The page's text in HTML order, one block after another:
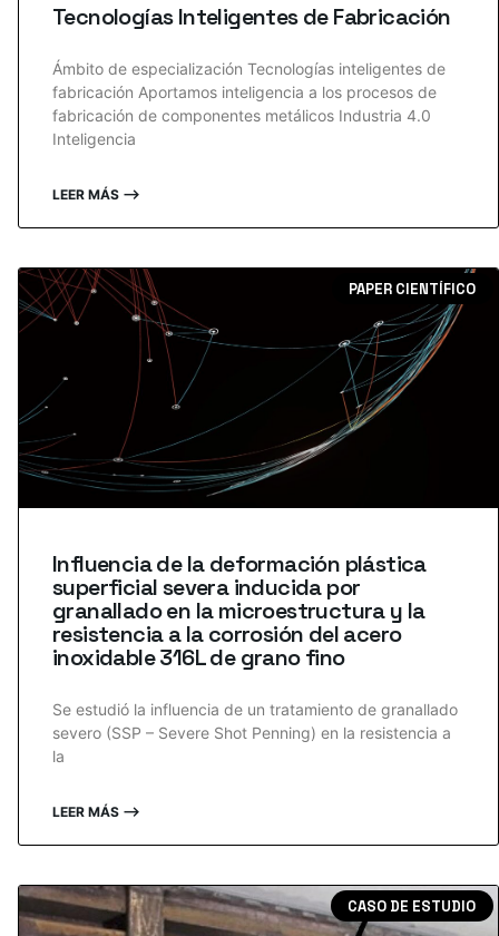
Tecnologías Inteligentes de Fabricación
Ámbito de especialización Tecnologías inteligentes de
fabricación Aportamos inteligencia a los procesos de
fabricación de componentes metálicos Industria 4.0
Inteligencia
LEER MÁS ⟶
PAPER CIENTÍFICO
Influencia de la deformación plástica
superficial severa inducida por
granallado en la microestructura y la
resistencia a la corrosión del acero
inoxidable 316L de grano fino
Se estudió la influencia de un tratamiento de granallado
severo (SSP – Severe Shot Penning) en la resistencia a
la
LEER MÁS ⟶
CASO DE ESTUDIO